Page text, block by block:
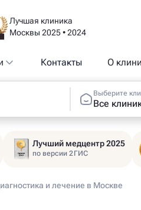
Лучшая клиника
Москвы 2025 • 2024
Контакты О
Выберите
Все
Лучший медцентр 2025
по версии 2ГИС
и лечение в Москве